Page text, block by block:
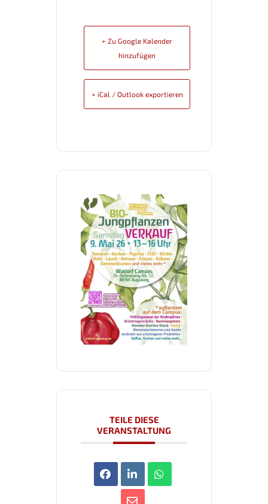
+ Zu Google Kalender
hinzufügen
+ iCal / Outlook exportieren
TEILE DIESE
VERANSTALTUNG